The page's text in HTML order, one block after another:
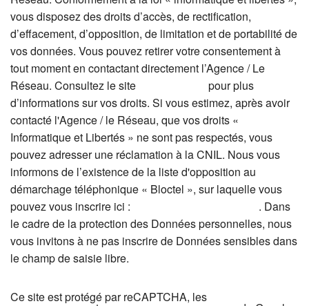
vous disposez des droits d’accès, de rectification,
d’effacement, d’opposition, de limitation et de portabilité de
vos données. Vous pouvez retirer votre consentement à
tout moment en contactant directement l’Agence / Le
Réseau. Consultez le site
pour plus
d’informations sur vos droits. Si vous estimez, après avoir
contacté l'Agence / le Réseau, que vos droits «
Informatique et Libertés » ne sont pas respectés, vous
pouvez adresser une réclamation à la CNIL. Nous vous
informons de l’existence de la liste d'opposition au
démarchage téléphonique « Bloctel », sur laquelle vous
pouvez vous inscrire ici :
. Dans
le cadre de la protection des Données personnelles, nous
vous invitons à ne pas inscrire de Données sensibles dans
le champ de saisie libre.
Ce site est protégé par reCAPTCHA, les